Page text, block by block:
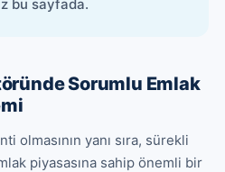
bu sayfada.
Sorumlu Emlak
olmasının yanı sıra, sürekli
piyasasına sahip önemli bir